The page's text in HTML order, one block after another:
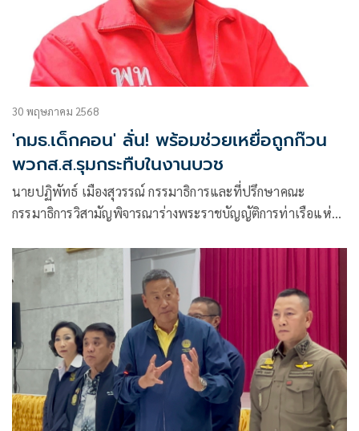
30 พฤษภาคม 2568
'กมธ.เด็กคอน' ลั่น! พร้อมช่วยเหยื่อถูกก๊วน
พวกส.ส.รุมกระทืบในงานบวช
นายปฏิพัทธ์ เมืองสุวรรณ์ กรรมาธิการและที่ปรึกษาคณะ
กรรมาธิการวิสามัญพิจารณาร่างพระราชบัญญัติการท่าเรือแห่ง